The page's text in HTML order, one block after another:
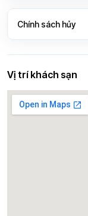
Chính sách hủy
Vị trí khách sạn